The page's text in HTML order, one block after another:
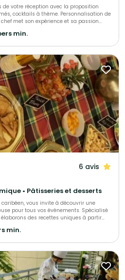
de votre réception avec la proposition
à thème. Personnalisation de
met son expérience et sa passion
s’adaptant à chacun de vos
min.
6 avis
• Pâtisseries et desserts
vous invite à découvrir une
pour tous vos événements. Spécialisé
des recettes uniques à partir
faire et tradition. Offrez à vos
inoubliable avec nos mets
min.